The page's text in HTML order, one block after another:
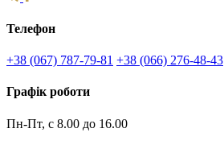
Телефон
+38 (067) 787-79-81 +38 (066) 276-48-43
Графік роботи
Пн-Пт, с 8.00 до 16.00